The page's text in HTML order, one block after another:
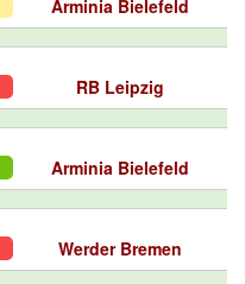
Arminia Bielefeld
RB Leipzig
Arminia Bielefeld
Werder Bremen